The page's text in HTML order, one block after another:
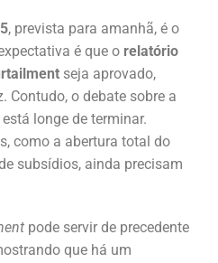
, prevista para amanhã, é o
é que o relatório
seja aprovado,
Contudo, o debate sobre a
está longe de terminar.
como a abertura total do
subsídios, ainda precisam
pode servir de precedente
que há um